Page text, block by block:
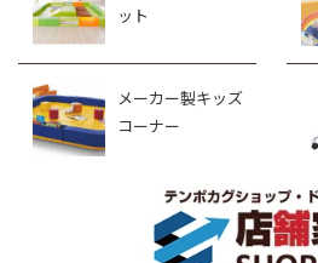
ット
メーカー製キッズ
コーナー